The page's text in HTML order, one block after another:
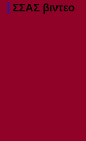
ΣΣΑΣ βιντεο